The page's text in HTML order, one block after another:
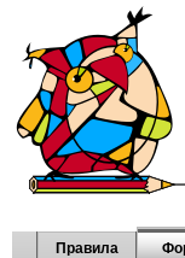
Правила